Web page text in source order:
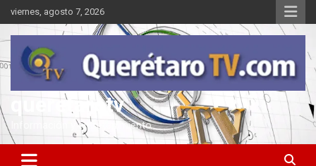
Saltar
al
contenido
viernes, agosto 7, 2026
queretarotv
Información y entretenimiento